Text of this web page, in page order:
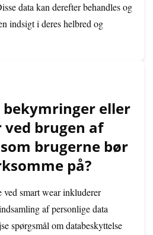
data kan derefter behandles og
indsigt i deres helbred og
bekymringer eller
brugen af
brugerne bør
på?
smart wear inkluderer
af personlige data
spørgsmål om databeskyttelse